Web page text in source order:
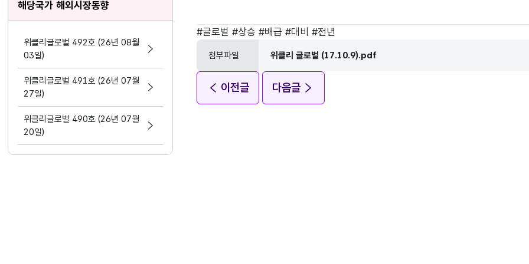
해당국가 해외시장동향
위클리글로벌 492호 (26년 08월
03일)
위클리글로벌 491호 (26년 07월
27일)
위클리글로벌 490호 (26년 07월
20일)
태그
#글로벌 #상승 #배급 #대비 #전년
첨부파일 위클리 글로벌 (17.10.9).pdf
이전글 다음글